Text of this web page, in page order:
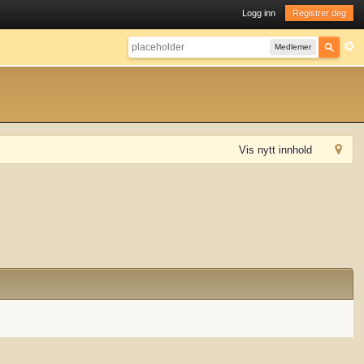
Logg inn Registrer deg
Medlemer
Vis nytt innhold